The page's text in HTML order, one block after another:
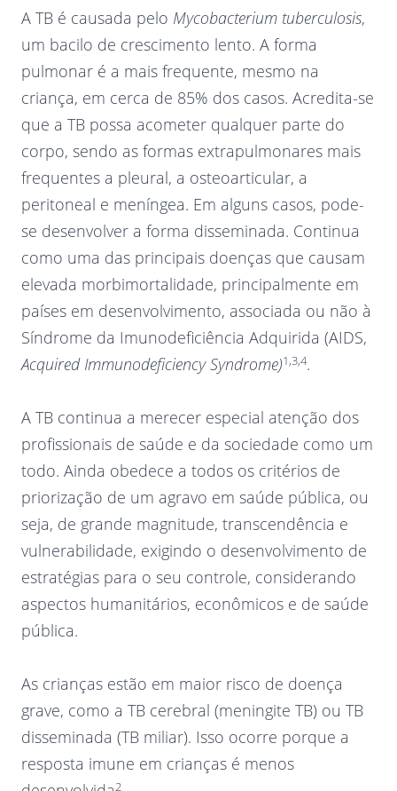
A TB é causada pelo Mycobacterium tuberculosis,
um bacilo de crescimento lento. A forma
pulmonar é a mais frequente, mesmo na
criança, em cerca de 85% dos casos. Acredita-se
que a TB possa acometer qualquer parte do
corpo, sendo as formas extrapulmonares mais
frequentes a pleural, a osteoarticular, a
peritoneal e meníngea. Em alguns casos, pode-
se desenvolver a forma disseminada. Continua
como uma das principais doenças que causam
elevada morbimortalidade, principalmente em
países em desenvolvimento, associada ou não à
Síndrome da Imunodeficiência Adquirida (AIDS,
Acquired Immunodeficiency Syndrome)1,3,4.
A TB continua a merecer especial atenção dos
profissionais de saúde e da sociedade como um
todo. Ainda obedece a todos os critérios de
priorização de um agravo em saúde pública, ou
seja, de grande magnitude, transcendência e
vulnerabilidade, exigindo o desenvolvimento de
estratégias para o seu controle, considerando
aspectos humanitários, econômicos e de saúde
pública.
As crianças estão em maior risco de doença
grave, como a TB cerebral (meningite TB) ou TB
disseminada (TB miliar). Isso ocorre porque a
resposta imune em crianças é menos
2